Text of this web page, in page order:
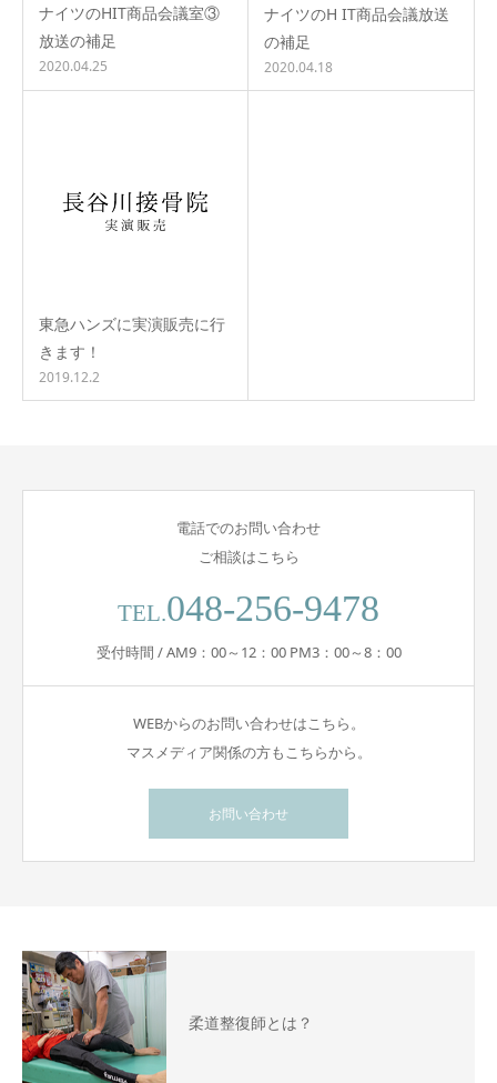
ナイツのHIT商品会議室③
放送の補足
2020.04.25
ナイツのH IT商品会議放送
の補足
2020.04.18
東急ハンズに実演販売に行
きます！
2019.12.2
電話でのお問い合わせ
ご相談はこちら
TEL.048-256-9478
受付時間 / AM9：00～12：00 PM3：00～8：00
WEBからのお問い合わせはこちら。
マスメディア関係の方もこちらから。
お問い合わせ
柔道整復師とは？